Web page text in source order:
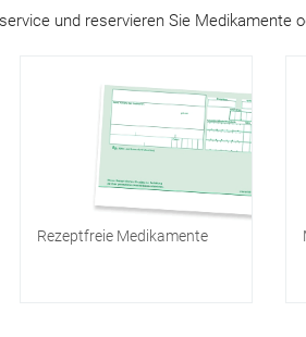
und reservieren Sie Medikamente
Rezeptfreie Medikamente